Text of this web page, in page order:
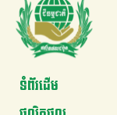
ទំព័រដើម